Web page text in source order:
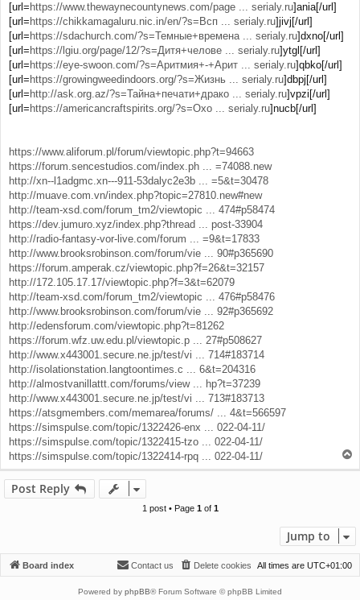
[url= https://www.thewaynecountynews.com/page ... serialy.ru]ania[/url]
[url= https://chikkamagaluru.nic.in/en/?s=Всп ... serialy.ru]jivj[/url]
[url= https://sdachurch.com/?s=Темные+времена ... serialy.ru]dxno[/url]
[url= https://lgiu.org/page/12/?s=Дитя+челове ... serialy.ru]ytgl[/url]
[url= https://eye-swoon.com/?s=Аритмия+-+Арит ... serialy.ru]qbko[/url]
[url= https://growingweedindoors.org/?s=Жизнь ... serialy.ru]dbpj[/url]
[url= http://ask.org.az/?s=Тайна+печати+драко ... serialy.ru]vpzi[/url]
[url= https://americancraftspirits.org/?s=Охо ... serialy.ru]nucb[/url]
https://www.aliforum.pl/forum/viewtopic.php?t=94663
https://forum.sencestudios.com/index.ph ... =74088.new
http://xn--l1adgmc.xn---911-53dalyc2e3b ... =5&t=30478
http://muave.com.vn/index.php?topic=27810.new#new
http://team-xsd.com/forum_tm2/viewtopic ... 474#p58474
https://dev.jumuro.xyz/index.php?thread ... post-33904
http://radio-fantasy-vor-live.com/forum ... =9&t=17833
http://www.brooksrobinson.com/forum/vie ... 90#p365690
https://forum.amperak.cz/viewtopic.php?f=26&t=32157
http://172.105.17.17/viewtopic.php?f=3&t=62079
http://team-xsd.com/forum_tm2/viewtopic ... 476#p58476
http://www.brooksrobinson.com/forum/vie ... 92#p365692
http://edensforum.com/viewtopic.php?t=81262
https://forum.wfz.uw.edu.pl/viewtopic.p ... 27#p508627
http://www.x443001.secure.ne.jp/test/vi ... 714#183714
http://isolationstation.langtoontimes.c ... 6&t=204316
http://almostvanillattt.com/forums/view ... hp?t=37239
http://www.x443001.secure.ne.jp/test/vi ... 713#183713
https://atsgmembers.com/memarea/forums/ ... 4&t=566597
https://simspulse.com/topic/1322426-enx ... 022-04-11/
https://simspulse.com/topic/1322415-tzo ... 022-04-11/
https://simspulse.com/topic/1322414-rpq ... 022-04-11/
o
Post Reply
1 post • Page 1of 1
Jump to
Board index All times are UTC+01:00
Delete cookies
Contact us
Powered by phpBB® Forum Software © phpBB Limited